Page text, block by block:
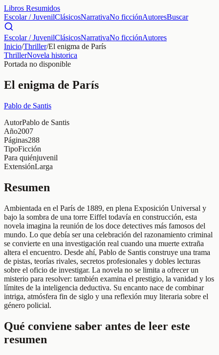
Libros Resumidos
Escolar / JuvenilClásicosNarrativaNo ficciónAutoresBuscar
Escolar / JuvenilClásicosNarrativaNo ficciónAutores
Inicio/Thriller/El enigma de París
ThrillerNovela historica
Portada no disponible
El enigma de París
Pablo de Santis
AutorPablo de Santis
Año2007
Páginas288
TipoFicción
Para quiénjuvenil
ExtensiónLarga
Resumen
Ambientada en el París de 1889, en plena Exposición Universal y
bajo la sombra de una torre Eiffel todavía en construcción, esta
novela imagina la reunión de los doce detectives más famosos del
mundo. Lo que debía ser una celebración del razonamiento criminal
se convierte en una investigación real cuando una muerte extraña
altera el encuentro. Desde ahí, Pablo de Santis construye una trama
de pistas, teorías rivales, secretos profesionales y dobles lecturas
sobre el oficio de investigar. La novela no se limita a ofrecer un
misterio para resolver: también examina el prestigio, la vanidad y los
límites de la inteligencia deductiva. Su encanto nace de combinar
intriga, atmósfera fin de siglo y una reflexión muy literaria sobre el
género policial.
Qué conviene saber antes de leer este
resumen